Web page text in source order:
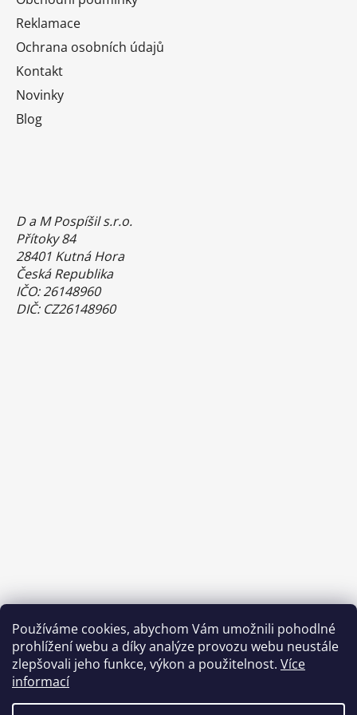
Používáme cookies, abychom Vám umožnili pohodlné
prohlížení webu a díky analýze provozu webu neustále
zlepšovali jeho funkce, výkon a použitelnost. Více
informací
Reklamace
Ochrana osobních údajů
Kontakt
Novinky
Blog
D a M Pospíšil s.r.o.
Přítoky 84
28401 Kutná Hora
Česká Republika
IČO: 26148960
DIČ: CZ26148960
Benefity Pluxee - Sodexo